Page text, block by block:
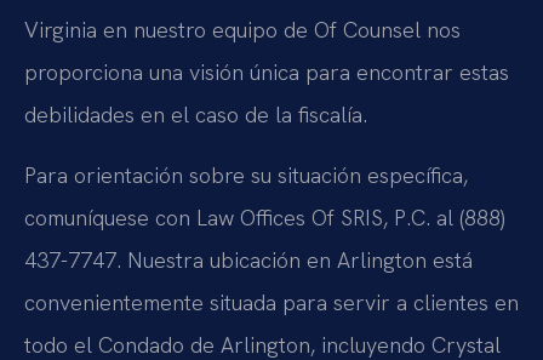
Virginia en nuestro equipo de Of Counsel nos
proporciona una visión única para encontrar estas
debilidades en el caso de la fiscalía.
Para orientación sobre su situación específica,
comuníquese con Law Offices Of SRIS, P.C. al (888)
437-7747. Nuestra ubicación en Arlington está
convenientemente situada para servir a clientes en
todo el Condado de Arlington, incluyendo Crystal